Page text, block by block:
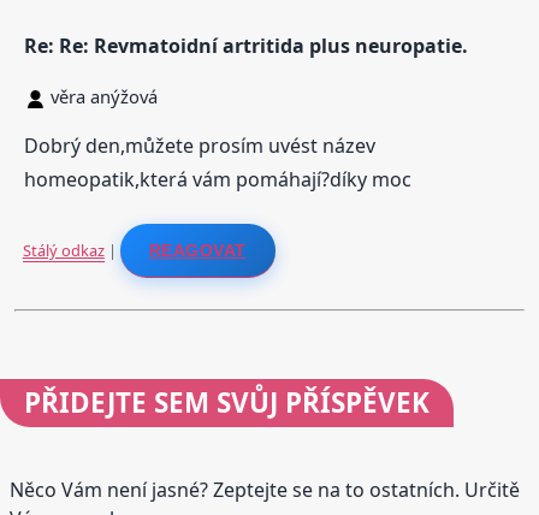
Re: Re: Revmatoidní artritida plus neuropatie.
věra anýžová
Dobrý den,můžete prosím uvést název
homeopatik,která vám pomáhají?díky moc
Stálý odkaz| REAGOVAT
PŘIDEJTE SEM SVŮJ PŘÍSPĚVEK
Něco Vám není jasné? Zeptejte se na to ostatních. Určitě